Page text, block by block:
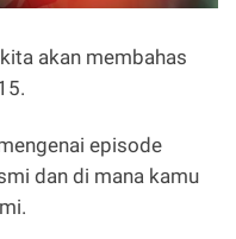
akan membahas
episode
dan di mana kamu